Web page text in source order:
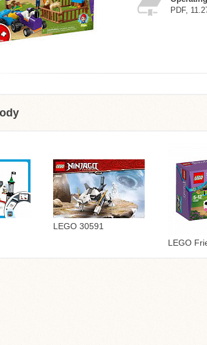
PDF,
LEGO 30591
LEGO